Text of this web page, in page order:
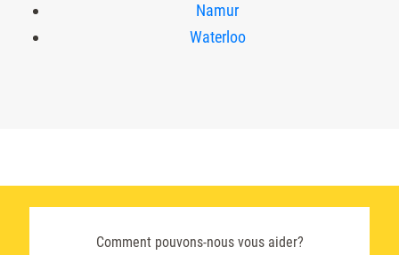
Namur
Waterloo
Comment pouvons-nous vous aider?